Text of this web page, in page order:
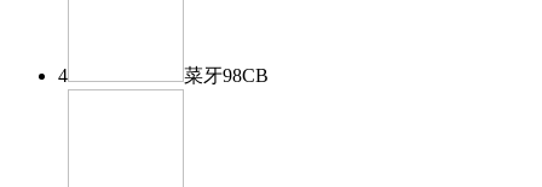
4 菜牙98CB